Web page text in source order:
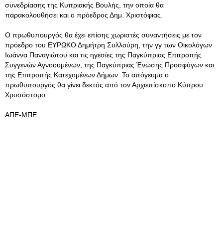
συνεδρίασης της Κυπριακής Βουλής, την οποία θα
παρακολουθήσει και ο πρόεδρος Δημ. Χριστόφιας.
Ο πρωθυπουργός θα έχει επίσης χωριστές συναντήσεις με τον
πρόεδρο του ΕΥΡΩΚΟ Δημήτρη Συλλούρη, την γγ των Οικολόγων
Ιωάννα Παναγιώτου και τις ηγεσίες της Παγκύπριας Επιτροπής
Συγγενών Αγνοουμένων, της Παγκύπριας Ένωσης Προσφύγων και
της Επιτροπής Κατεχομένων Δήμων. Το απόγευμα ο
πρωθυπουργός θα γίνει δεκτός από τον Αρχιεπίσκοπο Κύπρου
Χρυσόστομο.
ΑΠΕ-ΜΠΕ